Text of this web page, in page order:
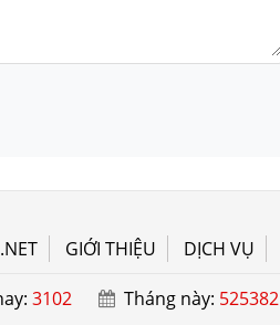
GIỚI THIỆU DỊCH VỤ
3102 Tháng này: 525382